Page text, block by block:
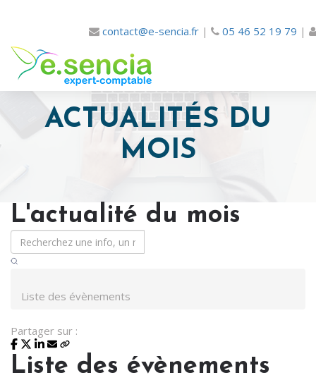
contact@e-sencia.fr | 05 46 52 19 79 |
ACTUALITÉS DU
MOIS
L'actualité du mois
Liste des évènements
Partager sur :
Liste des évènements